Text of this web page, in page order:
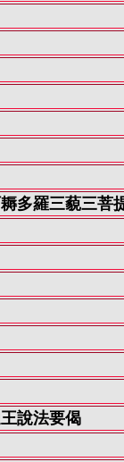
多羅三藐三菩
說法要偈